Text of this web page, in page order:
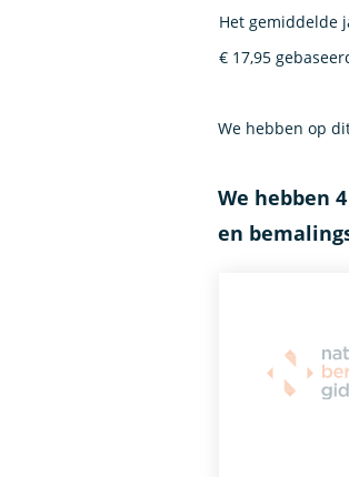
Het gemiddelde
€ 17,95
We hebben op
We hebben
en